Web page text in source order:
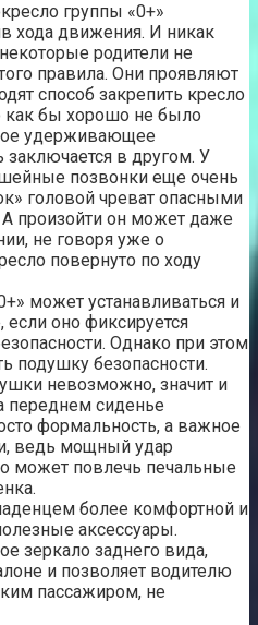
группы «0+»
хода движения. И никак
родители не
правила. Они проявляют
способ закрепить кресло
как бы хорошо не было
удерживающее
заключается в другом. У
позвонки еще очень
головой чреват опасными
произойти он может даже
не говоря уже о
повернуто по ходу
может устанавливаться и
оно фиксируется
Однако при этом
подушку безопасности.
невозможно, значит и
переднем сиденье
формальность, а важное
ведь мощный удар
может повлечь печальные
более комфортной и
аксессуары.
зеркало заднего вида,
и позволяет водителю
пассажиром, не